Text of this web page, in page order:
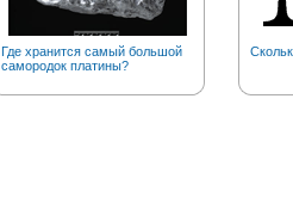
Где хранится самый большой
самородок платины?